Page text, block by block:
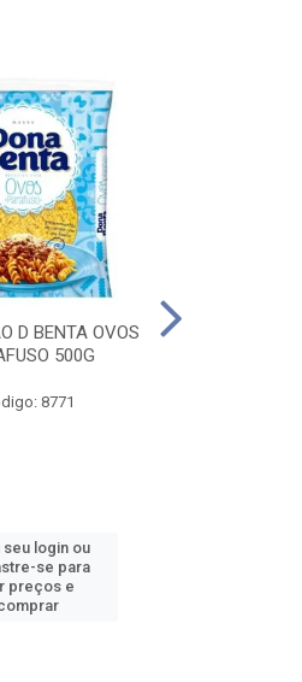
D BENTA OVOS
500G
8771
seu login ou
se para
preços e